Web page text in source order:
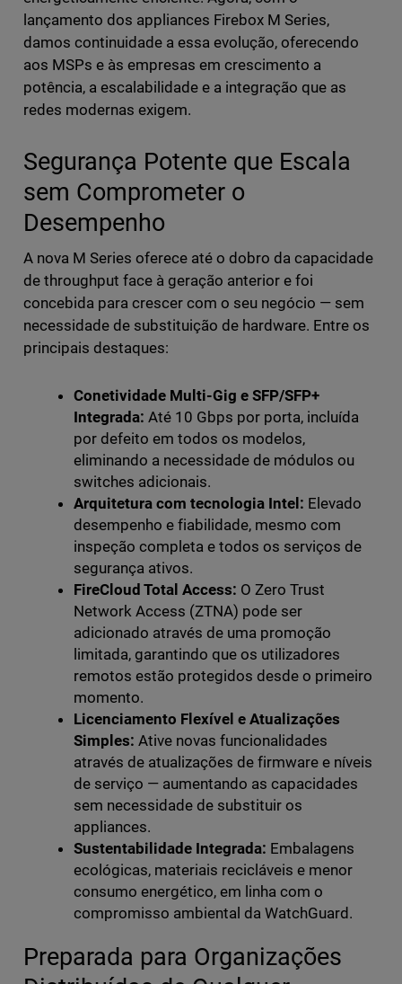
lançamento dos appliances Firebox M Series,
damos continuidade a essa evolução, oferecendo
aos MSPs e às empresas em crescimento a
potência, a escalabilidade e a integração que as
redes modernas exigem.
Segurança Potente que Escala
sem Comprometer o
Desempenho
A nova M Series oferece até o dobro da capacidade
de throughput face à geração anterior e foi
concebida para crescer com o seu negócio — sem
necessidade de substituição de hardware. Entre os
principais destaques:
Conetividade Multi-Gig e SFP/SFP+
Integrada: Até 10 Gbps por porta, incluída
por defeito em todos os modelos,
eliminando a necessidade de módulos ou
switches adicionais.
Arquitetura com tecnologia Intel: Elevado
desempenho e fiabilidade, mesmo com
inspeção completa e todos os serviços de
segurança ativos.
FireCloud Total Access: O Zero Trust
Network Access (ZTNA) pode ser
adicionado através de uma promoção
limitada, garantindo que os utilizadores
remotos estão protegidos desde o primeiro
momento.
Licenciamento Flexível e Atualizações
Simples: Ative novas funcionalidades
através de atualizações de firmware e níveis
de serviço — aumentando as capacidades
sem necessidade de substituir os
appliances.
Sustentabilidade Integrada: Embalagens
ecológicas, materiais recicláveis e menor
consumo energético, em linha com o
compromisso ambiental da WatchGuard.
Preparada para Organizações